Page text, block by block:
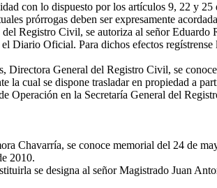
con lo dispuesto por los artículos 9, 22 y
prórrogas deben ser expresamente
Registro Civil, se autoriza al señor Eduardo
Diario Oficial. Para dichos efectos
Directora General del Registro Civil, se
la cual se dispone trasladar en propiedad a
en la Secretaría General del
Chavarría, se conoce memorial del 24 de
2010.
se designa al señor Magistrado Juan